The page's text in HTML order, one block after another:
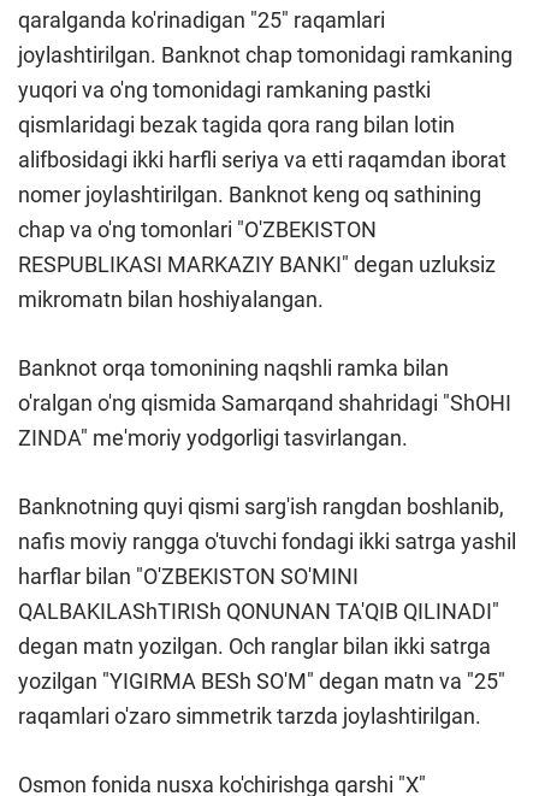
qaralganda ko'rinadigan "25" raqamlari
joylashtirilgan. Banknot chap tomonidagi ramkaning
yuqori va o'ng tomonidagi ramkaning pastki
qismlaridagi bezak tagida qora rang bilan lotin
alifbosidagi ikki harfli seriya va etti raqamdan iborat
nomer joylashtirilgan. Banknot keng oq sathining
chap va o'ng tomonlari "O'ZBEKISTON
RESPUBLIKASI MARKAZIY BANKI" degan uzluksiz
mikromatn bilan hoshiyalangan.
Banknot orqa tomonining naqshli ramka bilan
o'ralgan o'ng qismida Samarqand shahridagi "ShOHI
ZINDA" me'moriy yodgorligi tasvirlangan.
Banknotning quyi qismi sarg'ish rangdan boshlanib,
nafis moviy rangga o'tuvchi fondagi ikki satrga yashil
harflar bilan "O'ZBEKISTON SO'MINI
QALBAKILAShTIRISh QONUNAN TA'QIB QILINADI"
degan matn yozilgan. Och ranglar bilan ikki satrga
yozilgan "YIGIRMA BESh SO'M" degan matn va "25"
raqamlari o'zaro simmetrik tarzda joylashtirilgan.
Osmon fonida nusxa ko'chirishga qarshi "X"